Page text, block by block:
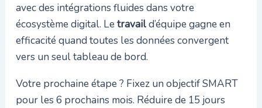
avec des intégrations fluides dans votre
écosystème digital. Letravaild’équipe gagne en
efficacité quand toutes les données convergent
vers un seul tableau de bord.
Votre prochaine étape ? Fixez un objectif SMART
pour les 6 prochains mois. Réduire de 15 jours